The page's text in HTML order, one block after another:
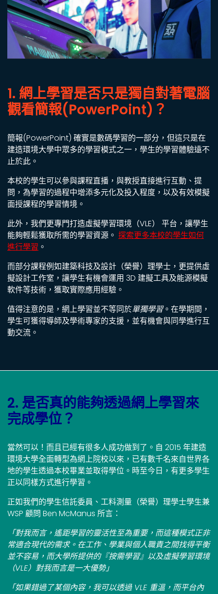
1. 網上學習是否只是獨自對著電腦
觀看簡報(PowerPoint)？
簡報(PowerPoint) 確實是數碼學習的一部分，但這只是在
建造環境大學中眾多的學習模式之一，學生的學習體驗遠不
止於此。
本校的學生可以參與課程直播，與教授直接進行互動、提
問，為學習的過程中增添多元化及投入程度，以及有效模擬
面授課程的學習情境。
此外，我們更專門打造虛擬學習環境（VLE） 平台，讓學生
能夠輕鬆獲取所需的學習資源。 探索更多本校的學生如何
進行學習 。
而部分課程例如建築科技及設計（榮譽）理學士，更提供虛
擬設計工作室，讓學生有機會運用 3D 建擬工具及能源模擬
軟件等技術，獲取實際應用經驗。
值得注意的是，網上學習並不等同於單獨學習。在學期間，
學生可獲得導師及學術專家的支援，並有機會與同學進行互
動交流。
2. 是否真的能夠透過網上學習來
完成學位？
當然可以！而且已經有很多人成功做到了。自 2015 年建造
環境大學全面轉型為網上院校以來，已有數千名來自世界各
地的學生透過本校畢業並取得學位。時至今日，有更多學生
正以同樣方式進行學習。
正如我們的學生信託委員、工料測量（榮譽）理學士學生兼
WSP 顧問 Ben McManus 所言：
「對我而言，遙距學習的靈活性至為重要，而這種模式正非
常適合現代的需求。在工作、學業與個人職責之間找得平衡
並不容易，而大學所提供的『按需學習』以及虛擬學習環境
（VLE）對我而言是一大優勢」
「如果錯過了某個內容，我可以透過 VLE 重溫，而平台內